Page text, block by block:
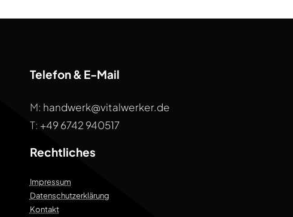
Telefon & E-Mail
M: handwerk@vitalwerker.de
T: +49 6742 940517
Rechtliches
Impressum
Datenschutzerklärung
Kontakt